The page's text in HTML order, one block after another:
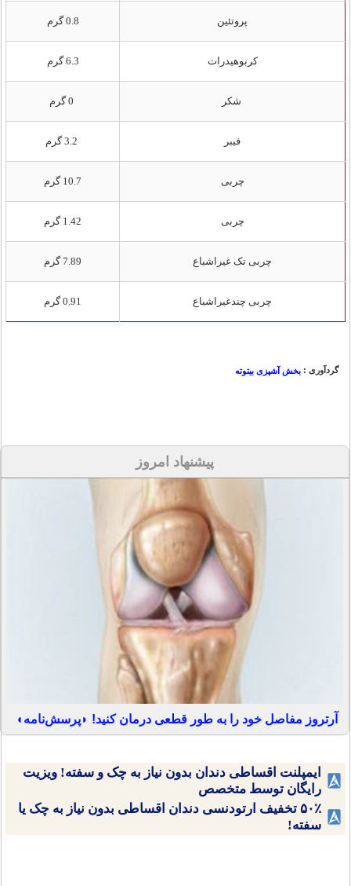
پروتئین 0.8 گرم
کربوهیدرات 6.3 گرم
شکر
فیبر
چربی 10.7 گرم
چربی 1.42 گرم
چربی تک غیراشباع 7.89 گرم
چربی چندغیراشباع 0.91 گرم
گردآوری : بخش آشپزی بیتوته
پیشنهاد امروز
آرتروز مفاصل خود را به طور قطعی درمان کنید! ◗پرسش‌نامه◖
ایمپلنت اقساطی دندان بدون نیاز به چک و سفته! ویزیت
رایگان توسط متخصص
۵۰٪ تخفیف ارتودنسی دندان اقساطی بدون نیاز به چک یا
سفته!